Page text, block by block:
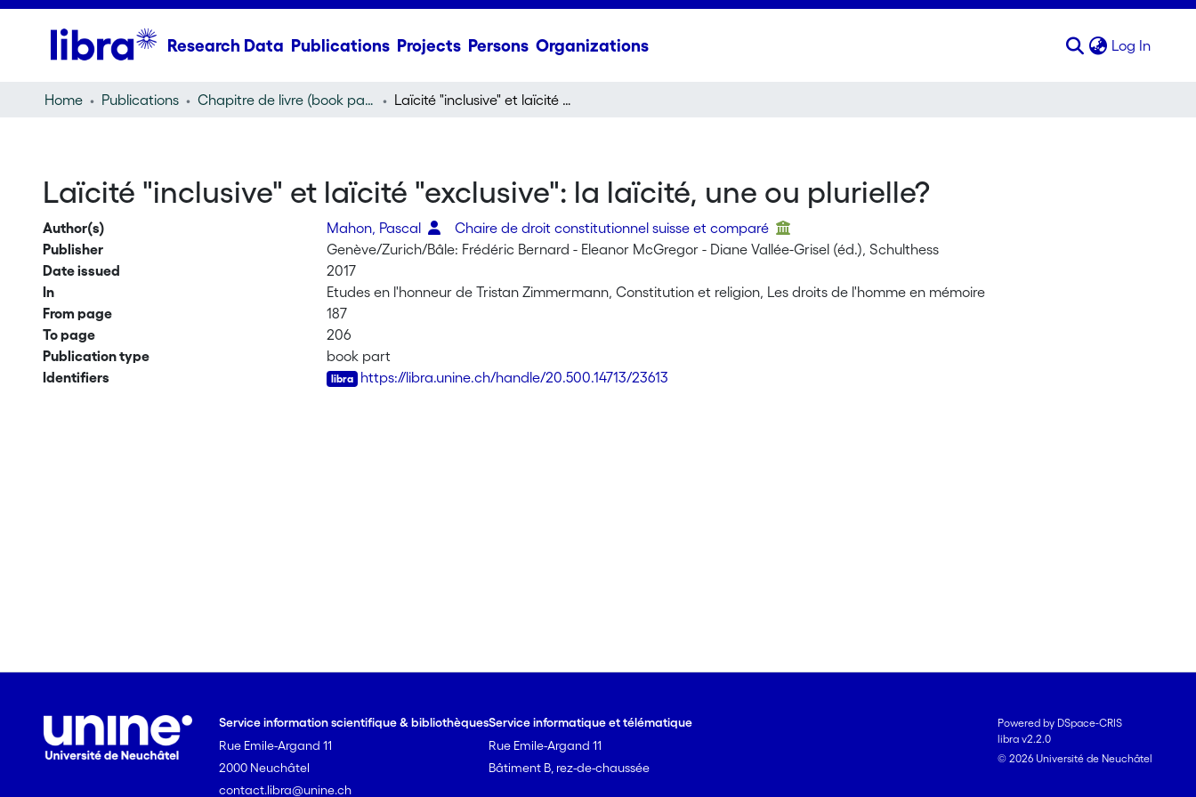
Research Data Publications Projects Persons Organizations Log In
Home Publications Chapitre de livre (book part) Laïcité "inclusive" et laïcité "exclusive": la laïcité, une ou plurielle?
Laïcité "inclusive" et laïcité "exclusive": la laïcité, une ou plurielle?
Author(s) Mahon, Pascal
Chaire de droit constitutionnel suisse et comparé
Publisher
Genève/Zurich/Bâle: Frédéric Bernard - Eleanor McGregor - Diane Vallée-Grisel (éd.), Schulthess
Date issued
2017
In
Etudes en l'honneur de Tristan Zimmermann, Constitution et religion, Les droits de l'homme en mémoire
From page
187
To page
206
Publication type
book part
Identifiers
https://libra.unine.ch/handle/20.500.14713/23613
Service information scientifique & bibliothèques
Rue Emile-Argand 11
2000 Neuchâtel
contact.libra@unine.ch
Service informatique et télématique
Rue Emile-Argand 11
Bâtiment B, rez-de-chaussée
Powered by DSpace-CRIS
libra v2.2.0
© 2026 Université de Neuchâtel